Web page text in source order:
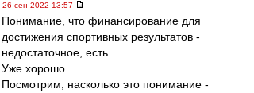
26 сен 2022 13:57
Понимание, что финансирование для
достижения спортивных результатов -
недостаточное, есть.
Уже хорошо.
Посмотрим, насколько это понимание -